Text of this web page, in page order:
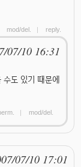
mod/del. | reply.
07/10 16:31
도 있기 때문에
| mod/del.
07/10 17:01